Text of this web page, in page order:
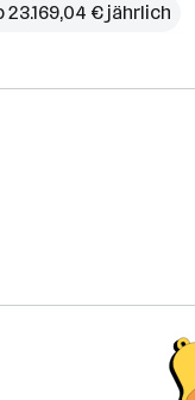
23.169,04 € jährlich